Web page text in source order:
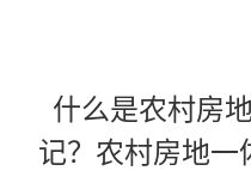
什么是农村房
记？农村房地一